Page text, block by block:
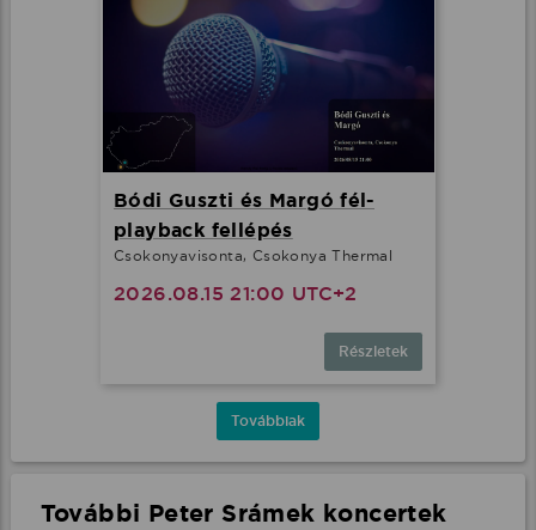
Bódi Guszti és Margó fél-
playback fellépés
Csokonyavisonta, Csokonya Thermal
2026.08.15 21:00 UTC+2
Részletek
Továbbiak
További Peter Srámek koncertek